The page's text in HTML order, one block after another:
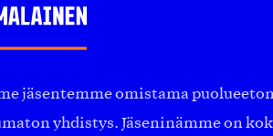
jäsentemme omistama
yhdistys. Jäseninämme on